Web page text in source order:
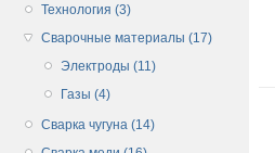
Технология (3)
Сварочные материалы (17)
Электроды (11)
Газы (4)
Сварка чугуна (14)